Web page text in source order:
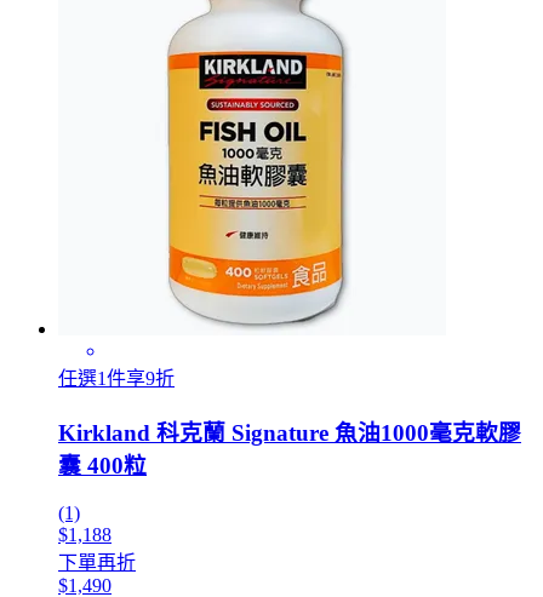
任選1件享9折
Kirkland 科克蘭 Signature 魚油1000毫克軟膠
囊 400粒
(1)
$1,188
下單再折
$1,490